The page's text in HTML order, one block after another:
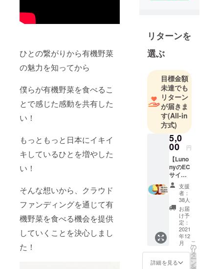
ひとの繋がりから有機野菜
の魅力を知ってから
僕らが有機野菜を食べるこ
とで感じた感動を共有した
い！
もっともっと日本にイキイ
キしているひとを増やした
い！
そんな想いから、クラウド
ファンディングを通じて有
機野菜を食べる機会を提供
していくことを決心しまし
た！
ニー)と申し
ます！
ECサイトで
の野菜販売
のほか、月1
度の食事会
や路上販売
などを行い
ながら、有
機野菜の美
味しさを広
くしって頂
くための活
動をしてい
リターンを
選ぶ
目標金額
未達でも
リターン
が届きま
す(All-in
方式)
5,0
00 円
【Luno
nyのEC
サイト
で使え
る有機
野菜
クーポ
ン6,000
円分】
7月に
オープ
ンした
Lunony
のECサ
支援
者：
38人
お届
け予
定：
2021
年12
月
詳細を見る
こ
の
リ
タ
ー
ン
を